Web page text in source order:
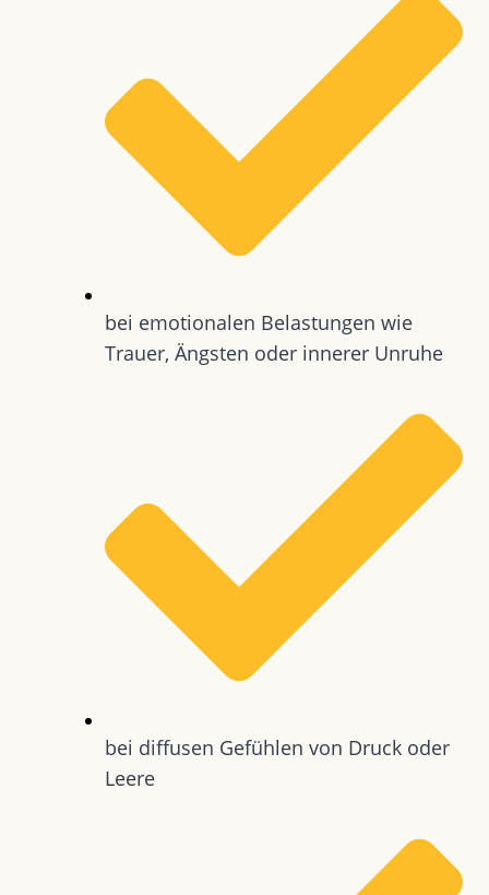
bei emotionalen Belastungen wie
Trauer, Ängsten oder innerer Unruhe
bei diffusen Gefühlen von Druck oder
Leere